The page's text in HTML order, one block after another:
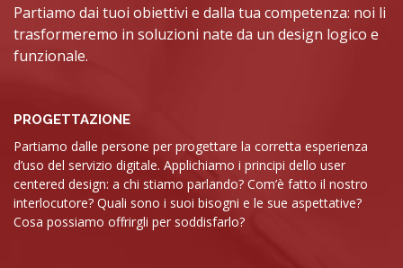
Partiamo dai tuoi obiettivi e dalla tua competenza: noi li
trasformeremo in soluzioni nate da un design logico e
funzionale.
PROGETTAZIONE
Partiamo dalle persone per progettare la corretta esperienza
d’uso del servizio digitale. Applichiamo i principi dello user
centered design: a chi stiamo parlando? Com’è fatto il nostro
interlocutore? Quali sono i suoi bisogni e le sue aspettative?
Cosa possiamo offrirgli per soddisfarlo?